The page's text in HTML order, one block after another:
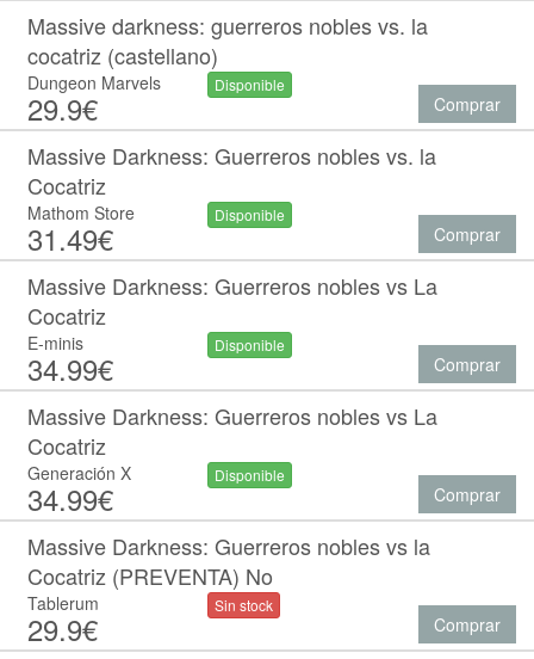
Massive darkness: guerreros nobles vs. la
cocatriz (castellano)
Dungeon Marvels
29.9€
Disponible
Comprar
Massive Darkness: Guerreros nobles vs. la
Cocatriz
Mathom Store
31.49€
Disponible
Comprar
Massive Darkness: Guerreros nobles vs La
Cocatriz
E-minis
34.99€
Disponible
Comprar
Massive Darkness: Guerreros nobles vs La
Cocatriz
Generación X
34.99€
Disponible
Comprar
Massive Darkness: Guerreros nobles vs la
Cocatriz (PREVENTA) No
Tablerum
29.9€
Sin stock
Comprar